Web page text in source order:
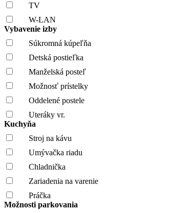
TV
W-LAN
Vybavenie izby
Súkromná kúpeľňa
Detská postieľka
Manželská posteľ
Možnosť prístelky
Oddelené postele
Uteráky vr.
Kuchyňa
Stroj na kávu
Umývačka riadu
Chladnička
Zariadenia na varenie
Práčka
Možnosti parkovania